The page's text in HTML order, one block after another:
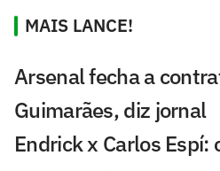
MAIS LANCE!
Arsenal fecha a
Guimarães, diz jornal
Endrick x Carlos Espí: